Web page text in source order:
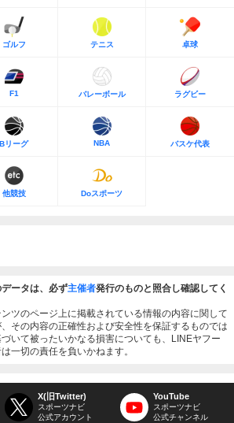
ゴルフ テニス 卓球
F1 バレーボール ラグビー
Bリーグ NBA バスケ代表
他競技 Doスポーツ
ータは、必ず主催者発行のものと照合し確認してく
ツのページ上に掲載されている情報の内容に関して
その内容の正確性および安全性を保証するものでは
いて被ったいかなる損害についても、LINEヤフー
一切の責任を負いかねます。
X(旧Twitter)
スポーツナビ
公式アカウント
YouTube
スポーツナビ
公式チャンネル